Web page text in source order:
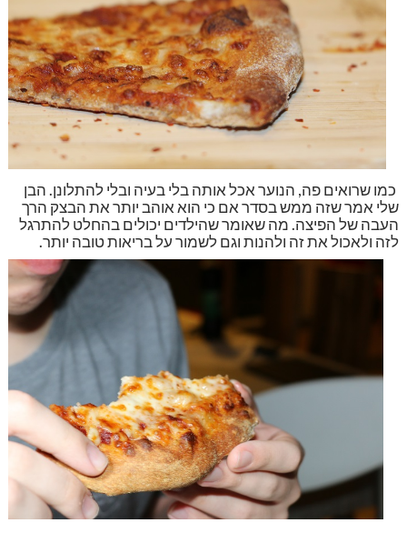
כמו שרואים פה, הנוער אכל אותה בלי בעיה ובלי להתלונן. הבן
שלי אמר שזה ממש בסדר אם כי הוא אוהב יותר את הבצק הרך
העבה של הפיצה. מה שאומר שהילדים יכולים בהחלט להתרגל
לזה ולאכול את זה ולהנות וגם לשמור על בריאות טובה יותר.